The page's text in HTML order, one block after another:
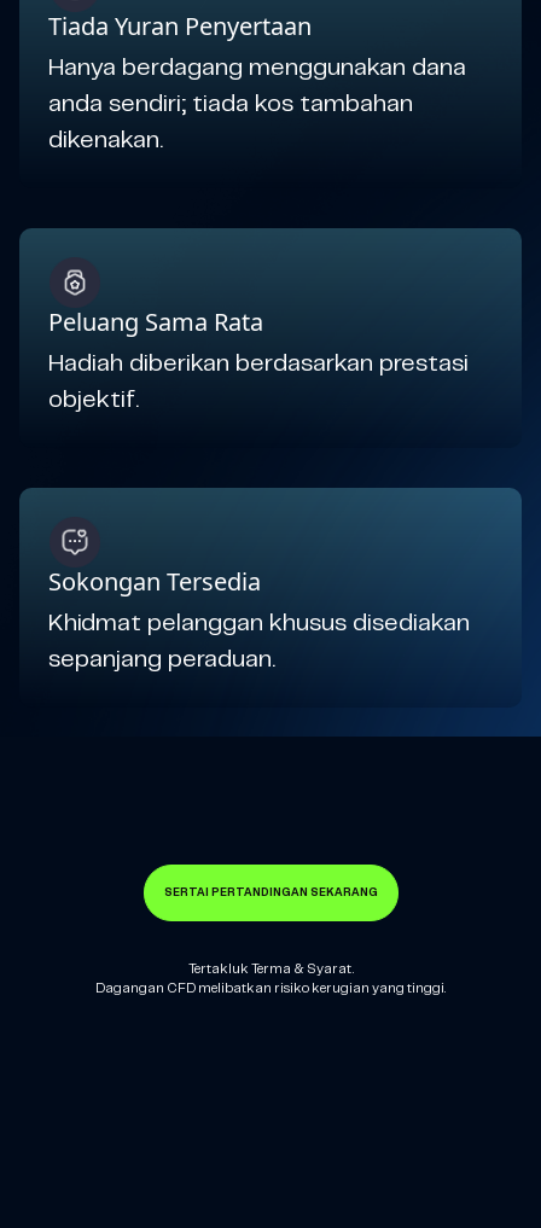
Tiada Yuran Penyertaan
Hanya berdagang menggunakan dana
anda sendiri; tiada kos tambahan
dikenakan.
Peluang Sama Rata
Hadiah diberikan berdasarkan prestasi
objektif.
Sokongan Tersedia
Khidmat pelanggan khusus disediakan
sepanjang peraduan.
SERTAI PERTANDINGAN SEKARANG
Tertakluk Terma & Syarat.
Dagangan CFD melibatkan risiko kerugian yang tinggi.